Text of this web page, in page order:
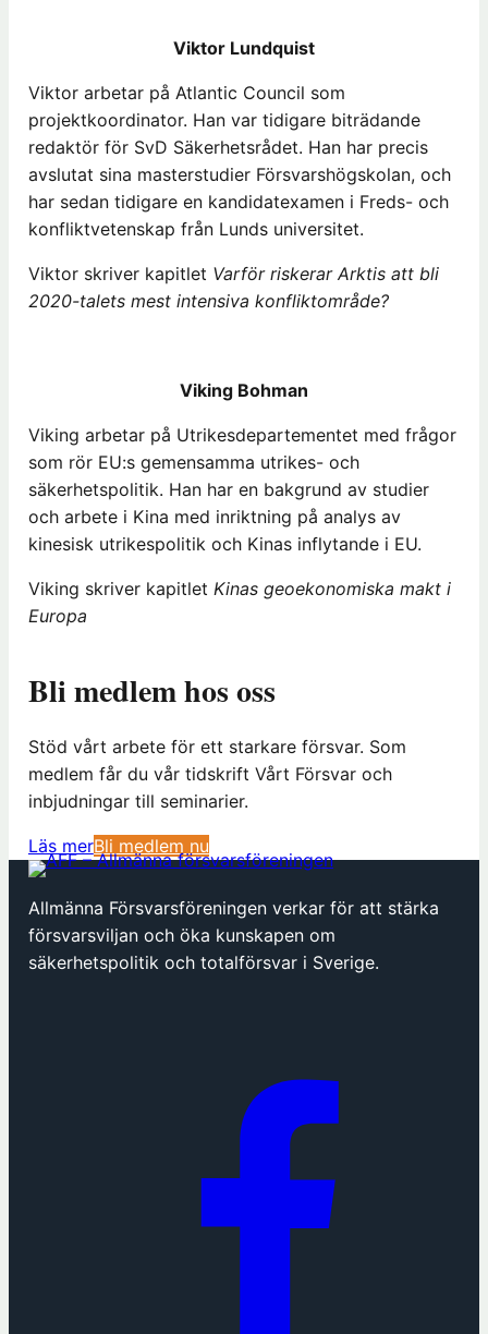
Viktor Lundquist
Viktor arbetar på Atlantic Council som
projektkoordinator. Han var tidigare biträdande
redaktör för SvD Säkerhetsrådet. Han har precis
avslutat sina masterstudier Försvarshögskolan, och
har sedan tidigare en kandidatexamen i Freds- och
konfliktvetenskap från Lunds universitet.
Viktor skriver kapitlet Varför riskerar Arktis att bli
2020-talets mest intensiva konfliktområde?
Viking Bohman
Viking arbetar på Utrikesdepartementet med frågor
som rör EU:s gemensamma utrikes- och
säkerhetspolitik. Han har en bakgrund av studier
och arbete i Kina med inriktning på analys av
kinesisk utrikespolitik och Kinas inflytande i EU.
Viking skriver kapitlet Kinas geoekonomiska makt i
Europa
Bli medlem hos oss
Stöd vårt arbete för ett starkare försvar. Som
medlem får du vår tidskrift Vårt Försvar och
inbjudningar till seminarier.
Läs merBli medlem nu(
ö
p
n
Allmänna Försvarsföreningen verkar för att stärka
försvarsviljan och öka kunskapen om
säkerhetspolitik och totalförsvar i Sverige.